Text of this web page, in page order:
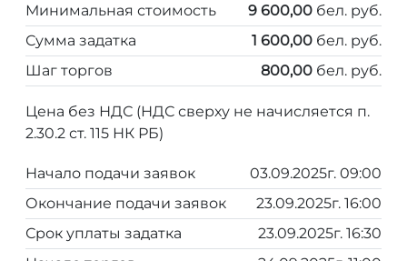
Минимальная стоимость
9 600,00 бел. руб.
Сумма задатка
1 600,00 бел. руб.
Шаг торгов
800,00 бел. руб.
Цена без НДС (НДС сверху не начисляется п.
2.30.2 ст. 115 НК РБ)
Начало подачи заявок
03.09.2025г. 09:00
Окончание подачи заявок
23.09.2025г. 16:00
Срок уплаты задатка
23.09.2025г. 16:30